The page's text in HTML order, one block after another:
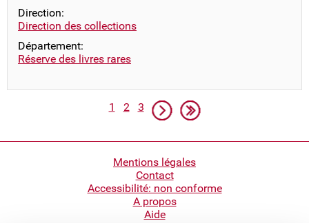
Direction:
Direction des collections
Département:
Réserve des livres rares
Pagination
Page
1 Page
2 Page
3 Page suivante
Dernière page
Mentions légales
Contact
Accessibilité: non conforme
A propos
Aide